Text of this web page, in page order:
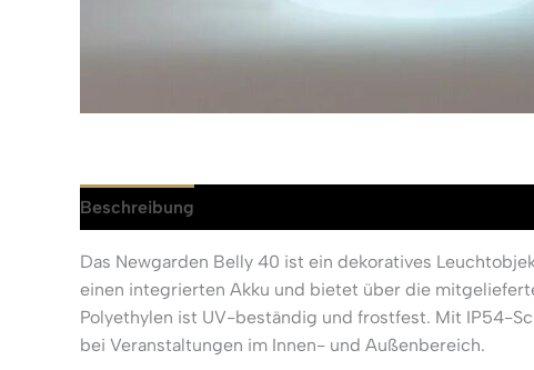
Beschreibung
Das Newgarden Belly 40 ist ein dekoratives
einen integrierten Akku und bietet über die
Polyethylen ist UV-beständig und frostfest. Mit IP54-
bei Veranstaltungen im Innen- und Außenbereich.